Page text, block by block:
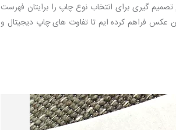
گیری برای انتخاب نوع چاپ را برایتان فهرست
عکس فراهم کرده ایم تا تفاوت های چاپ دیجیتال و